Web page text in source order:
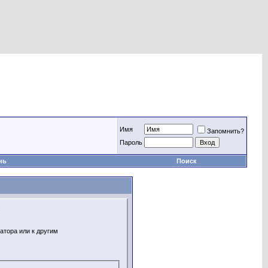
Имя
Запомнить?
Пароль
Поиск
или к другим